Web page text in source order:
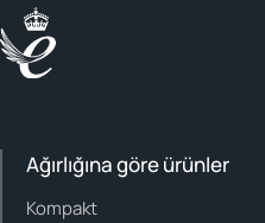
Ağırlığına göre ürünler
Kompakt